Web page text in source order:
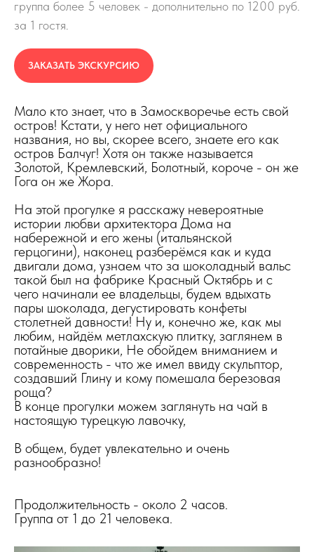
группа более 5 человек - дополнительно по 1200 руб.
за 1 гостя.
ЗАКАЗАТЬ ЭКСКУРСИЮ
Мало кто знает, что в Замоскворечье есть свой
остров! Кстати, у него нет официального
названия, но вы, скорее всего, знаете его как
остров Балчуг! Хотя он также называется
Золотой, Кремлевский, Болотный, короче - он же
Гога он же Жора.
На этой прогулке я расскажу невероятные
истории любви архитектора Дома на
набережной и его жены (итальянской
герцогини), наконец разберёмся как и куда
двигали дома, узнаем что за шоколадный вальс
такой был на фабрике Красный Октябрь и с
чего начинали ее владельцы, будем вдыхать
пары шоколада, дегустировать конфеты
столетней давности! Ну и, конечно же, как мы
любим, найдём метлахскую плитку, заглянем в
потайные дворики, Не обойдем вниманием и
современность - что же имел ввиду скульптор,
создавший Глину и кому помешала березовая
роща?
В конце прогулки можем заглянуть на чай в
настоящую турецкую лавочку,
В общем, будет увлекательно и очень
разнообразно!
Продолжительность - около 2 часов.
Группа от 1 до 21 человека.